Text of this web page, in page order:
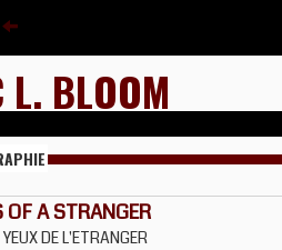
L. BLOOM
OF A STRANGER
DE L'ETRANGER